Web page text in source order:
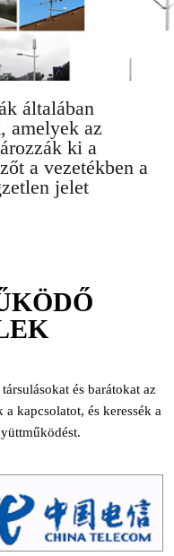
általában
amelyek az
ki a
a vezetékben a
jelet
és barátokat az
kapcsolatot, és keressék a